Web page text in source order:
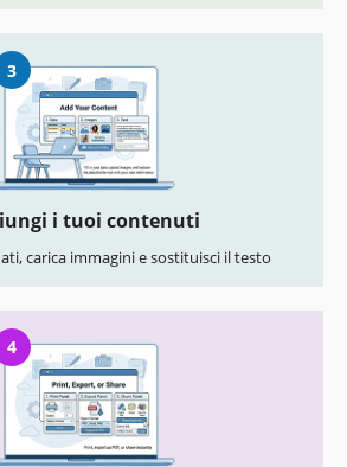
3
i tuoi contenuti
carica immagini e sostituisci il testo
4